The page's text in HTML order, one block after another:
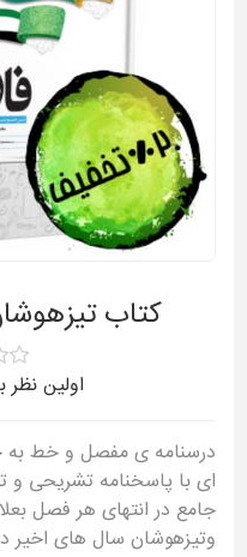
کتاب
اولین
ای با پاسخنامه تشریحی و
جامع در انتهای هر فصل
وتیزهوشان سال های اخیر در